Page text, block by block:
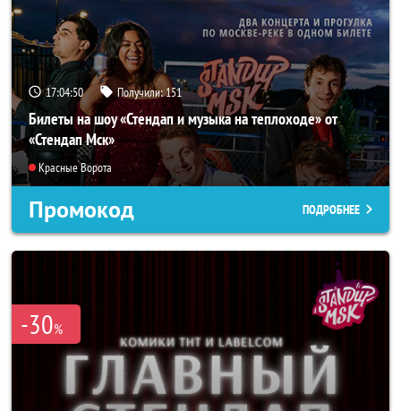
17:04:49 Получили:151
Билеты на шоу «Стендап и музыка на теплоходе» от
«Стендап Мск»
Красные Ворота
Промокод ПОДРОБНЕЕ
-30%